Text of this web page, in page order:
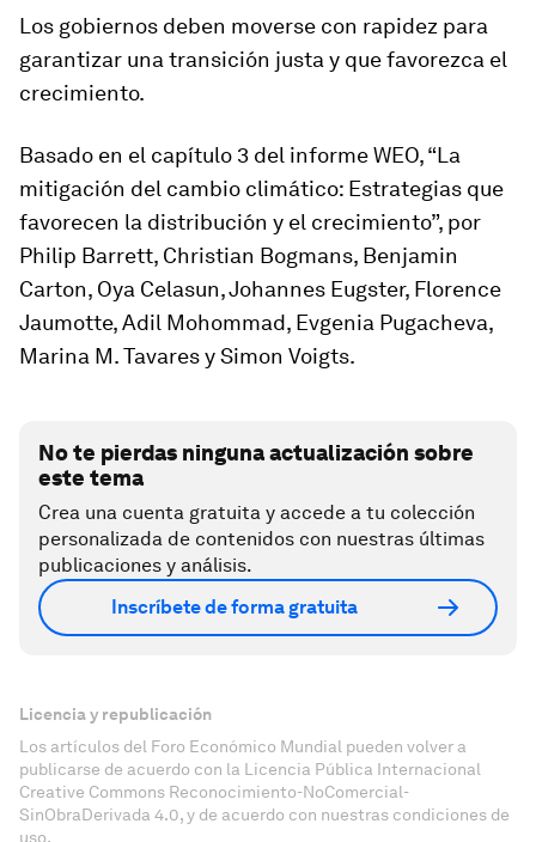
Los gobiernos deben moverse con rapidez para
garantizar una transición justa y que favorezca el
crecimiento.
Basado en el capítulo 3 del informe WEO, “La
mitigación del cambio climático: Estrategias que
favorecen la distribución y el crecimiento”, por
Philip Barrett, Christian Bogmans, Benjamin
Carton, Oya Celasun, Johannes Eugster, Florence
Jaumotte, Adil Mohommad, Evgenia Pugacheva,
Marina M. Tavares y Simon Voigts.
No te pierdas ninguna actualización sobre
este tema
Crea una cuenta gratuita y accede a tu colección
personalizada de contenidos con nuestras últimas
publicaciones y análisis.
Inscríbete de forma gratuita
Licencia y republicación
Los artículos del Foro Económico Mundial pueden volver a
publicarse de acuerdo con la Licencia Pública Internacional
Creative Commons Reconocimiento-NoComercial-
SinObraDerivada 4.0, y de acuerdo con nuestras condiciones de
uso.